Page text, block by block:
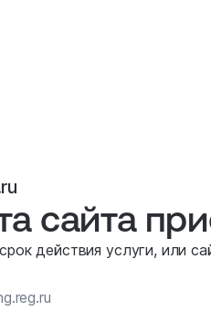
сайта
действия услуги, или